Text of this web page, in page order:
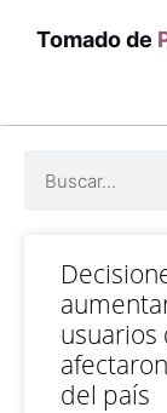
Tomado de
usuarios
del país